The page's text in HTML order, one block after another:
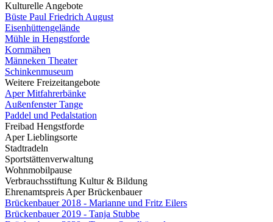
Kulturelle Angebote
Büste Paul Friedrich August
Eisenhüttengelände
Mühle in Hengstforde
Kornmähen
Männeken Theater
Schinkenmuseum
Weitere Freizeitangebote
Aper Mitfahrerbänke
Außenfenster Tange
Paddel und Pedalstation
Freibad Hengstforde
Aper Lieblingsorte
Stadtradeln
Sportstättenverwaltung
Wohnmobilpause
Verbrauchsstiftung Kultur & Bildung
Ehrenamtspreis Aper Brückenbauer
Brückenbauer 2018 - Marianne und Fritz Eilers
Brückenbauer 2019 - Tanja Stubbe